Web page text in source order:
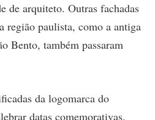
de arquiteto. Outras fachadas
região paulista, como a antiga
Bento, também passaram
da logomarca do
datas comemorativas,